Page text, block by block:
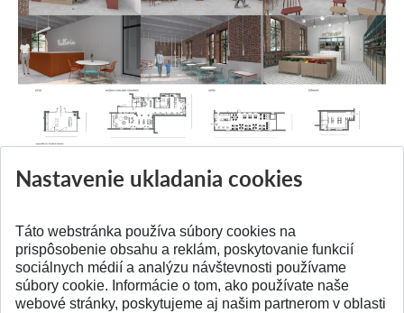
Nastavenie ukladania cookies
Táto webstránka používa súbory cookies na
prispôsobenie obsahu a reklám, poskytovanie funkcií
sociálnych médií a analýzu návštevnosti používame
súbory cookie. Informácie o tom, ako používate naše
webové stránky, poskytujeme aj našim partnerom v oblasti